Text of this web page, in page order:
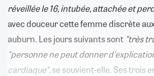
réveillée le 16, intubée, attachée et
avec douceur cette femme discrète
auburn. Les jours suivants sont "très
"personne ne peut donner
cardiaque", se souvient-elle. Ses trois